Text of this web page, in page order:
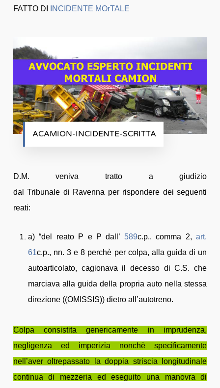
FATTO DI INCIDENTE MOrTALE
ACAMION-INCIDENTE-SCRITTA
D.M. veniva tratto a giudizio
dal Tribunale di Ravenna per rispondere dei seguenti
reati:
a) “del reato P e P dall’ 589c.p.. comma 2,art.
61c.p., nn. 3 e 8 perchè per colpa, alla guida di un
autoarticolato, cagionava il decesso di C.S. che
marciava alla guida della propria auto nella stessa
direzione ((OMISSIS)) dietro all’autotreno.
Colpa consistita genericamente in imprudenza,
negligenza ed imperizia nonchè specificamente
nell’aver oltrepassato la doppia striscia longitudinale
continua di mezzeria ed eseguito una manovra di